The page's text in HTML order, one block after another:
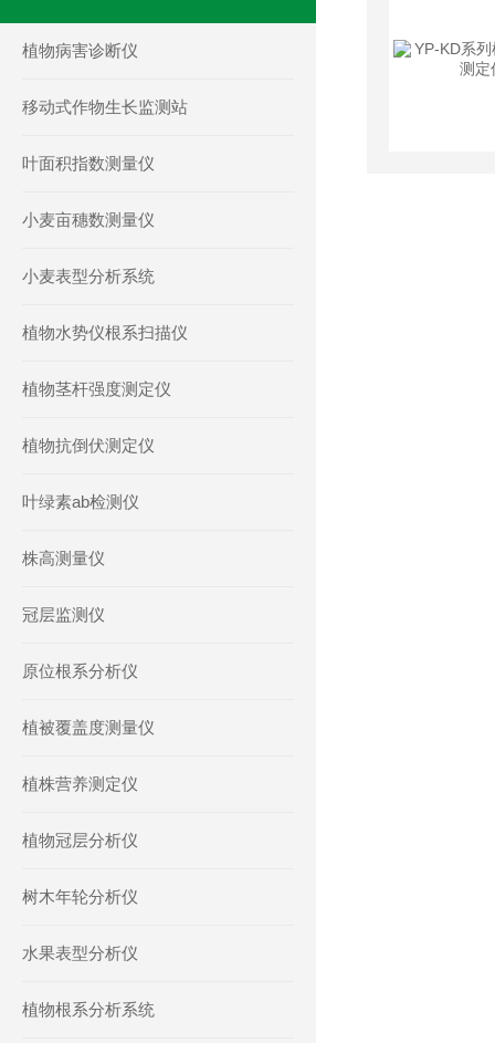
植物病害诊断仪
移动式作物生长监测站
叶面积指数测量仪
小麦亩穗数测量仪
小麦表型分析系统
植物水势仪根系扫描仪
植物茎杆强度测定仪
植物抗倒伏测定仪
叶绿素ab检测仪
株高测量仪
冠层监测仪
原位根系分析仪
植被覆盖度测量仪
植株营养测定仪
植物冠层分析仪
树木年轮分析仪
水果表型分析仪
植物根系分析系统